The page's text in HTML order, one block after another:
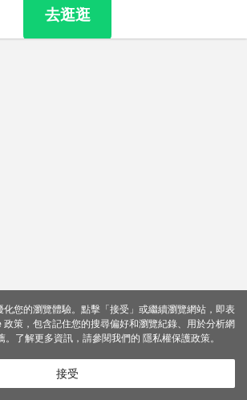
去逛逛
您的瀏覽體驗。點擊「接受」或繼續瀏覽網站，即表
策，包含記住您的搜尋偏好和瀏覽紀錄、用於分析網
。了解更多資訊，請參閱我們的 隱私權保護政策。
接受